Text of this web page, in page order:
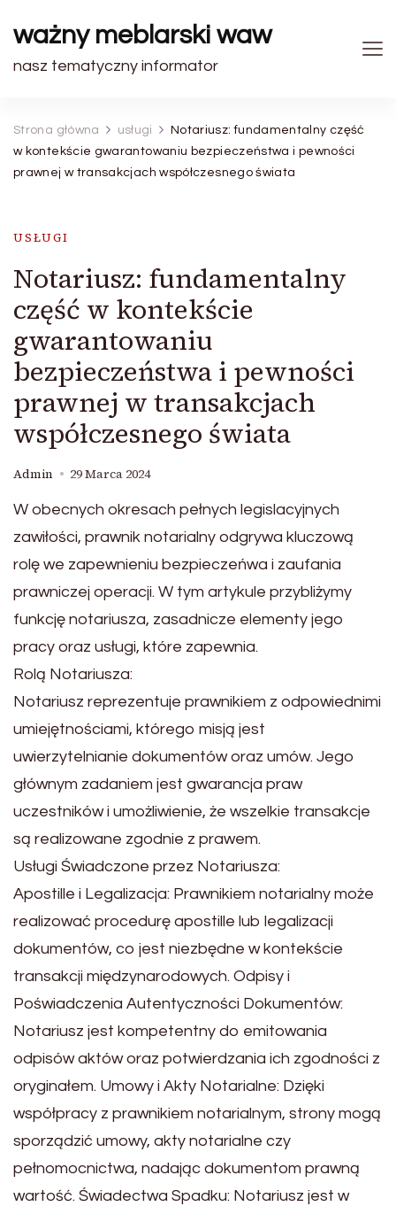
ważny meblarski waw
nasz tematyczny informator
Strona główna usługi
Notariusz: fundamentalny część
w kontekście gwarantowaniu bezpieczeństwa i pewności
prawnej w transakcjach współczesnego świata
USŁUGI
Notariusz: fundamentalny
część w kontekście
gwarantowaniu
bezpieczeństwa i pewności
prawnej w transakcjach
współczesnego świata
Admin 29 Marca 2024
W obecnych okresach pełnych legislacyjnych
zawiłości, prawnik notarialny odgrywa kluczową
rolę we zapewnieniu bezpieczeńwa i zaufania
prawniczej operacji. W tym artykule przybliżymy
funkcję notariusza, zasadnicze elementy jego
pracy oraz usługi, które zapewnia.
Rolą Notariusza:
Notariusz reprezentuje prawnikiem z odpowiednimi
umiejętnościami, którego misją jest
uwierzytelnianie dokumentów oraz umów. Jego
głównym zadaniem jest gwarancja praw
uczestników i umożliwienie, że wszelkie transakcje
są realizowane zgodnie z prawem.
Usługi Świadczone przez Notariusza:
Apostille i Legalizacja: Prawnikiem notarialny może
realizować procedurę apostille lub legalizacji
dokumentów, co jest niezbędne w kontekście
transakcji międzynarodowych. Odpisy i
Poświadczenia Autentyczności Dokumentów:
Notariusz jest kompetentny do emitowania
odpisów aktów oraz potwierdzania ich zgodności z
oryginałem. Umowy i Akty Notarialne: Dzięki
współpracy z prawnikiem notarialnym, strony mogą
sporządzić umowy, akty notarialne czy
pełnomocnictwa, nadając dokumentom prawną
wartość. Świadectwa Spadku: Notariusz jest w